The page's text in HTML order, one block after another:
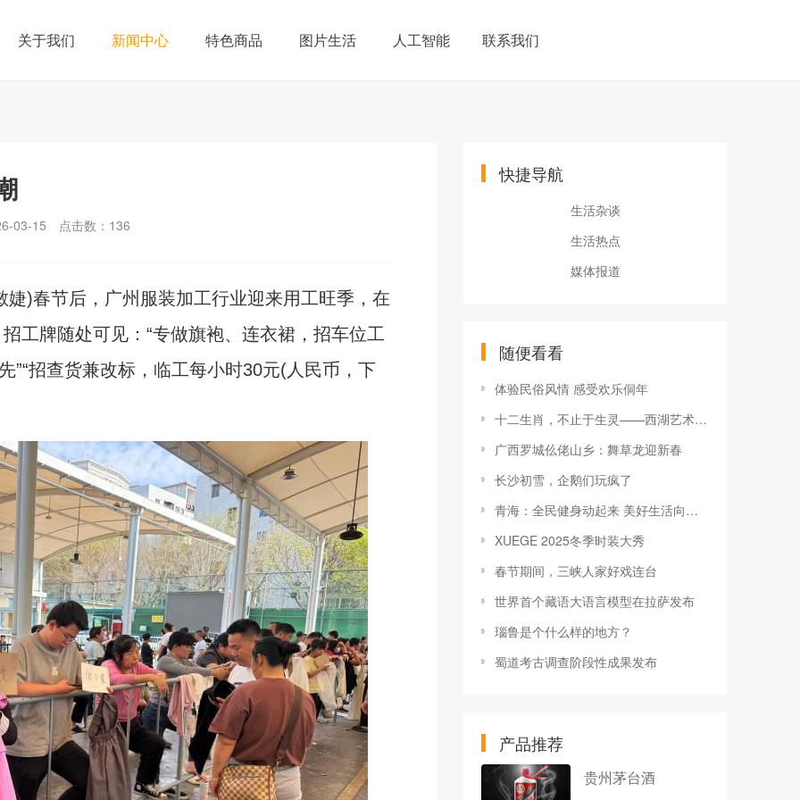
关于我们 新闻中心 特色商品 图片生活 人工智能 联系我们
03-15 点击数： 136
春节后，广州服装加工行业迎来用工旺季，在
工牌随处可见：“专做旗袍、连衣裙，招车位工
”“招查货兼改标，临工每小时30元(人民币，下
快捷导航
生活杂谈
生活热点
媒体报道
随便看看
体验民俗风情 感受欢乐侗年
十二生肖，不止于生灵——西湖艺术史论坛解密生肖背后的万物形态与传统美学
广西罗城仫佬山乡：舞草龙迎新春
长沙初雪，企鹅们玩疯了
青海：全民健身动起来 美好生活向未来
XUEGE 2025冬季时装大秀
春节期间，三峡人家好戏连台
世界首个藏语大语言模型在拉萨发布
瑙鲁是个什么样的地方？
蜀道考古调查阶段性成果发布
产品推荐
贵州茅台酒